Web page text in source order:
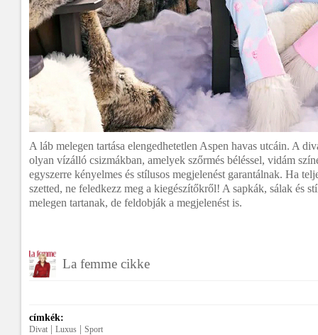
A láb melegen tartása elengedhetetlen Aspen havas utcáin. A
olyan vízálló csizmákban, amelyek szőrmés béléssel, vidám
egyszerre kényelmes és stílusos megjelenést garantálnak. Ha
szetted, ne feledkezz meg a kiegészítőkről! A sapkák, sálak és
melegen tartanak, de feldobják a megjelenést is.
La femme cikke
címkék:
Divat Luxus Sport